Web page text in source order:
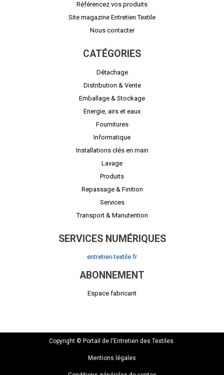
Référencez vos produits
Site magazine Entretien Textile
Nous contacter
CATÉGORIES
Détachage
Distribution & Vente
Emballage & Stockage
Energie, airs et eaux
Fournitures
Informatique
Installations clés en main
Lavage
Produits
Repassage & Finition
Services
Transport & Manutention
SERVICES NUMÉRIQUES
entretien-textile.fr
ABONNEMENT
Espace fabricant
Copyright © Portail de l'Entretien des Textiles.
Mentions légales